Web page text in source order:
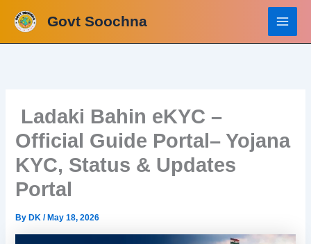
content
Govt Soochna
Ladaki Bahin eKYC –
Official Guide Portal– Yojana
KYC, Status & Updates
Portal
By DK/ May 18, 2026